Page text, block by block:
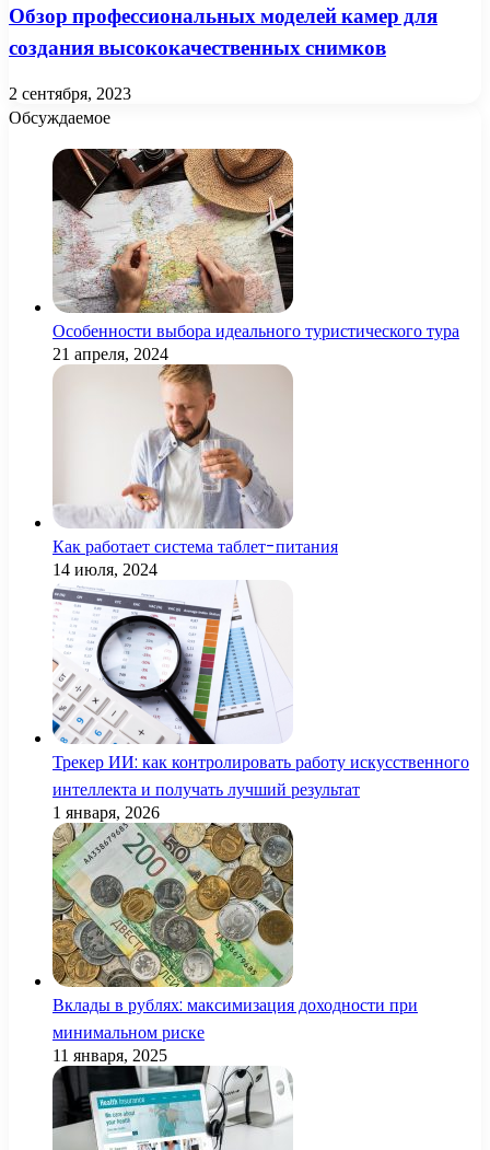
Обзор профессиональных моделей камер для
создания высококачественных снимков
2 сентября, 2023
Обсуждаемое
Особенности выбора идеального туристического тура
21 апреля, 2024
Как работает система таблет-питания
14 июля, 2024
Трекер ИИ: как контролировать работу искусственного
интеллекта и получать лучший результат
1 января, 2026
Вклады в рублях: максимизация доходности при
минимальном риске
11 января, 2025